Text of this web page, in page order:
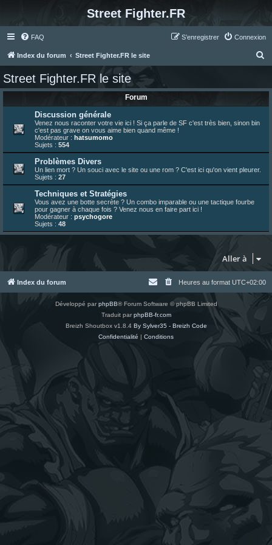
Street Fighter.FR
FAQ Connexion
S’enregistrer
Index du forum Street Fighter.FR le site
r
Street Fighter.FR le site
Forum
Discussion générale
Venez nous raconter votre vie ici ! Si ça parle de SF c'est très bien, sinon bin
c'est pas grave on vous aime bien quand même !
Modérateur : hatsumomo
Sujets : 554
Problèmes Divers
Un lien mort ? Un souci avec le site ou une rom ? C'est ici qu'on vient pleurer.
Sujets : 27
Techniques et Stratégies
Vous avez une botte secrète ? Un combo imparable ou une tactique fourbe
pour gagner à chaque fois ? Venez nous en faire part ici !
Modérateur : psychogore
Sujets : 48
Aller à
Index du forum Heures au format UTC+02:00
Développé parphpBB® Forum Software © phpBB Limited
Traduit par phpBB-fr.com
Breizh Shoutbox v1.8.4 By Sylver35 - Breizh Code
Confidentialité | Conditions